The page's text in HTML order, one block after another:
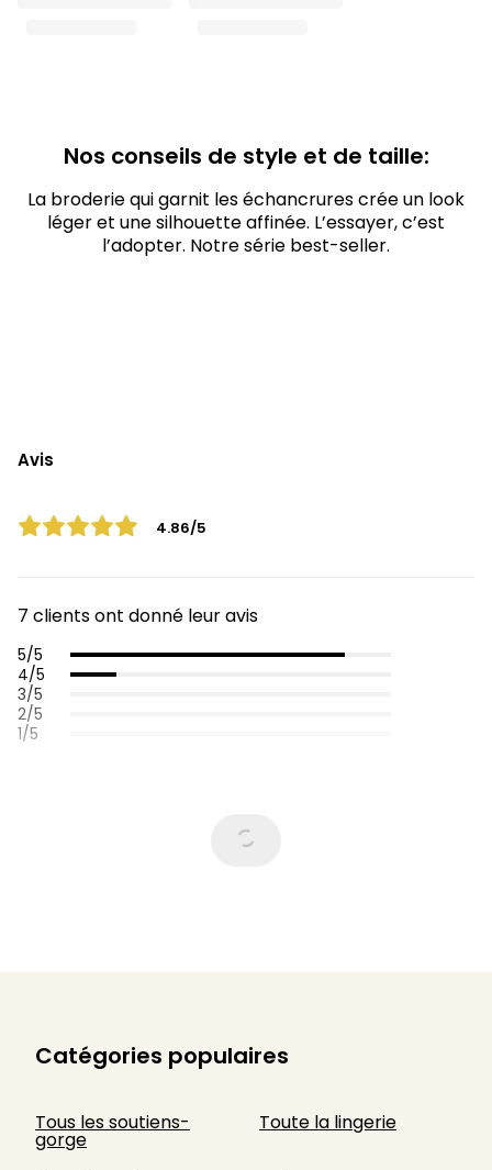
Nos conseils de style et de taille:
La broderie qui garnit les échancrures crée un look
léger et une silhouette affinée. L’essayer, c’est
l’adopter. Notre série best-seller.
Avis
4.86/5
7 clients ont donné leur avis
5/5
4/5
3/5
2/5
1/5
Catégories populaires
Tous les soutiens-
gorge
Toute la lingerie